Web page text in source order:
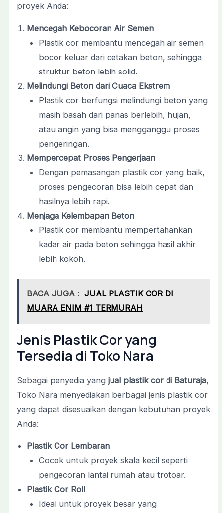
proyek Anda:
Mencegah Kebocoran Air Semen
Plastik cor membantu mencegah air semen
bocor keluar dari cetakan beton, sehingga
struktur beton lebih solid.
Melindungi Beton dari Cuaca Ekstrem
Plastik cor berfungsi melindungi beton yang
masih basah dari panas berlebih, hujan,
atau angin yang bisa mengganggu proses
pengeringan.
Mempercepat Proses Pengerjaan
Dengan pemasangan plastik cor yang baik,
proses pengecoran bisa lebih cepat dan
hasilnya lebih rapi.
Menjaga Kelembapan Beton
Plastik cor membantu mempertahankan
kadar air pada beton sehingga hasil akhir
lebih kokoh.
BACA JUGA : JUAL PLASTIK COR DI
MUARA ENIM #1 TERMURAH
Jenis Plastik Cor yang
Tersedia di Toko Nara
Sebagai penyedia yang jual plastik cor di Baturaja,
Toko Nara menyediakan berbagai jenis plastik cor
yang dapat disesuaikan dengan kebutuhan proyek
Anda:
Plastik Cor Lembaran
Cocok untuk proyek skala kecil seperti
pengecoran lantai rumah atau trotoar.
Plastik Cor Roll
Ideal untuk proyek besar yang